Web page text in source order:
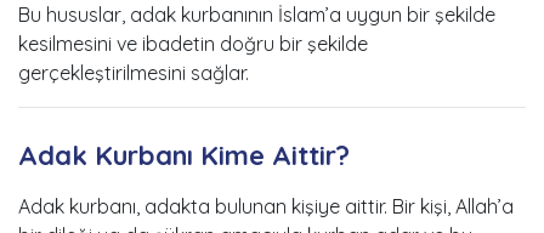
Bu hususlar, adak kurbanının İslam’a uygun bir şekilde
kesilmesini ve ibadetin doğru bir şekilde
gerçekleştirilmesini sağlar.
Adak Kurbanı Kime Aittir?
Adak kurbanı, adakta bulunan kişiye aittir. Bir kişi, Allah’a